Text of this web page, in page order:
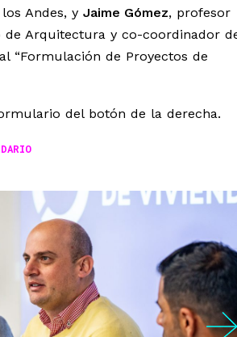
Andes, y Jaime Gómez, profesor
de Arquitectura y co-coordinador
“Formulación de Proyectos de
del botón de la derecha.